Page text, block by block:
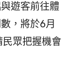
遊客前往體
，將於6月
眾把握機會